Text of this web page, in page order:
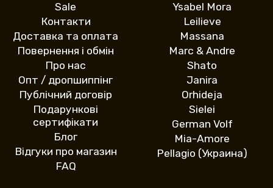
Sale
Контакти
Доставка та оплата
Повернення і обмін
Про нас
Опт / дропшиппінг
Публічний договір
Подарункові
сертифікати
Блог
Відгуки про магазин
FAQ
Ysabel Mora
Leilieve
Massana
Marc & Andre
Shato
Janira
Orhideja
Sielei
German Volf
Mia-Amore
Pellagio (Украина)